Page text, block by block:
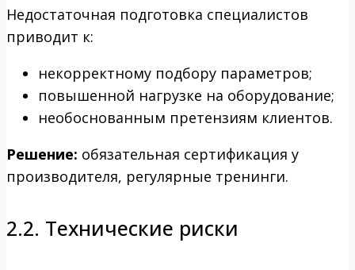
Недостаточная подготовка специалистов
приводит к:
некорректному подбору параметров;
повышенной нагрузке на оборудование;
необоснованным претензиям клиентов.
Решение: обязательная сертификация у
производителя, регулярные тренинги.
2.2. Технические риски